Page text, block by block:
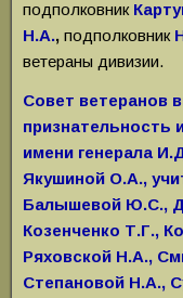
подполковник
Н.А., подполковник
ветераны дивизии.
Совет ветеранов
признательность
имени генерала
Якушиной О.А.,
Балышевой Ю.С.,
Козенченко Т.Г.,
Ряховской Н.А.,
Степановой Н.А.,